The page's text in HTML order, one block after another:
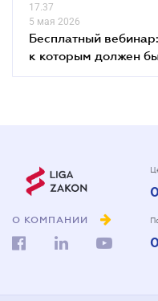
17.37
5 мая 2026
Бесплатный
к которым должен
О КОМПАНИИ